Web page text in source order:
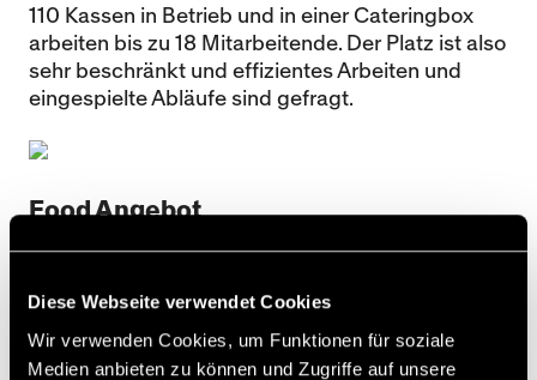
Diese Webseite verwendet Cookies
Wir verwenden Cookies, um Funktionen für soziale
Medien anbieten zu können und Zugriffe auf unsere
110 Kassen in Betrieb und in einer Cateringbox
arbeiten bis zu 18 Mitarbeitende. Der Platz ist also
sehr beschränkt und effizientes Arbeiten und
eingespielte Abläufe sind gefragt.
Food Angebot
Die detaillierten Angaben zu den
Produktinhalten und Informationen zu